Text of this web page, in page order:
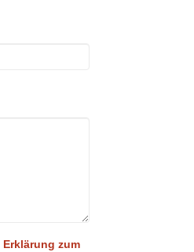
Erklärung zum